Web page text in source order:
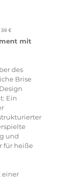
mit
des
Brise
Ein
und
für heiße
einer